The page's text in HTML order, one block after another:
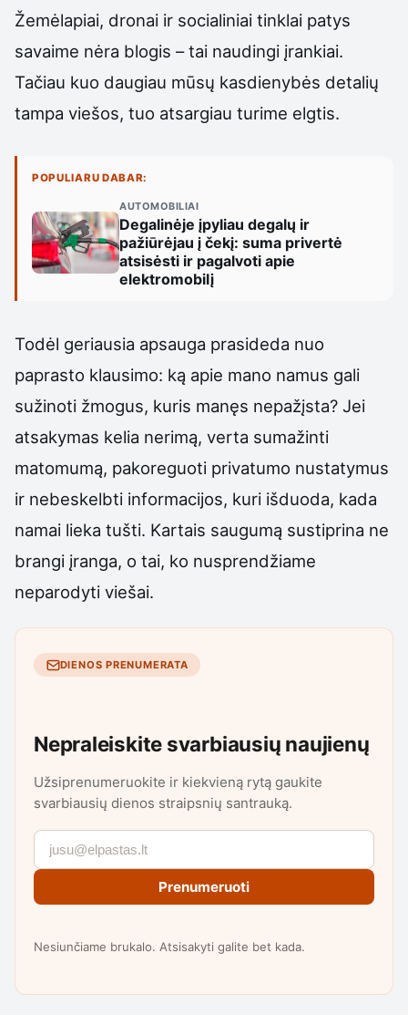
Žemėlapiai, dronai ir socialiniai tinklai patys
savaime nėra blogis – tai naudingi įrankiai.
Tačiau kuo daugiau mūsų kasdienybės detalių
tampa viešos, tuo atsargiau turime elgtis.
POPULIARU DABAR:
AUTOMOBILIAI
Degalinėje įpyliau degalų ir
pažiūrėjau į čekį: suma privertė
atsisėsti ir pagalvoti apie
elektromobilį
Todėl geriausia apsauga prasideda nuo
paprasto klausimo: ką apie mano namus gali
sužinoti žmogus, kuris manęs nepažįsta? Jei
atsakymas kelia nerimą, verta sumažinti
matomumą, pakoreguoti privatumo nustatymus
ir nebeskelbti informacijos, kuri išduoda, kada
namai lieka tušti. Kartais saugumą sustiprina ne
brangi įranga, o tai, ko nusprendžiame
neparodyti viešai.
DIENOS PRENUMERATA
Nepraleiskite svarbiausių naujienų
Užsiprenumeruokite ir kiekvieną rytą gaukite
svarbiausių dienos straipsnių santrauką.
Prenumeruoti
Nesiunčiame brukalo. Atsisakyti galite bet kada.